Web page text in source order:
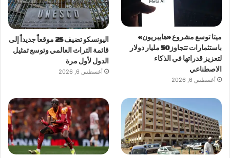
ميتا توسع مشروع «هايبريون»
باستثمارات تتجاوز 50 مليار دولار
لتعزيز قدراتها في الذكاء
الاصطناعي
أغسطس 6, 2026
اليونسكو تضيف 25 موقعاً جديداً إلى
قائمة التراث العالمي وتوسع تمثيل
الدول لأول مرة
أغسطس 6, 2026